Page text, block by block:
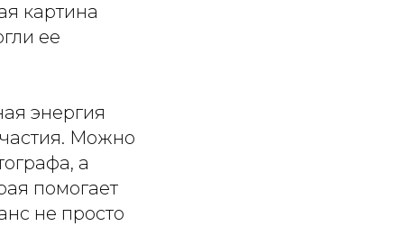
картина
ее
энергия
Можно
а
помогает
не просто